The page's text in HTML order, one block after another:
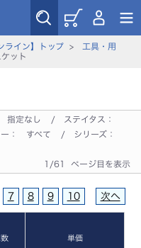
ライン】トップ>
工具・用
ット
指定なし
/ ステイタス：
： すべて
/ シリーズ：
1/61 ページ目を表示
7 8 9 10 次へ
単価